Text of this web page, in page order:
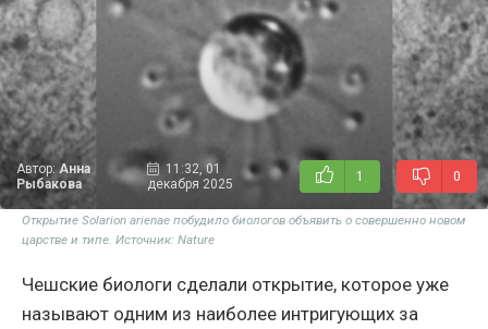
Автор: Анна
Рыбакова
11:32, 01
декабря 2025
1 0
Открытие Solarion arienae побудило биологов объявить о совершенно новом
царстве и типе. Источник: Nature
Чешские биологи сделали открытие, которое уже
называют одним из наиболее интригующих за